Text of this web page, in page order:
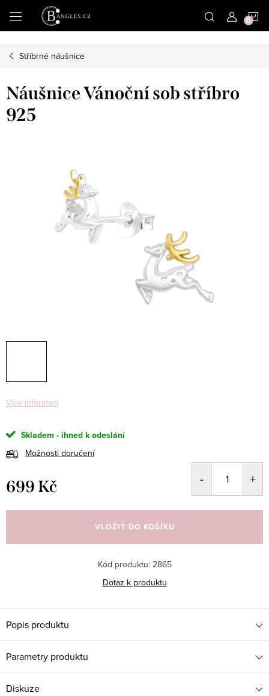
Přejít
na
Stříbrné náušnice
Náušnice Vánoční sob stříbro
925
Více informací
Skladem - ihned k odeslání
Možnosti doručení
699 Kč
cena:
VLOŽIT DO KOŠÍKU
Kód produktu: 2865
Dotaz k produktu
Popis produktu
Parametry produktu
Diskuze